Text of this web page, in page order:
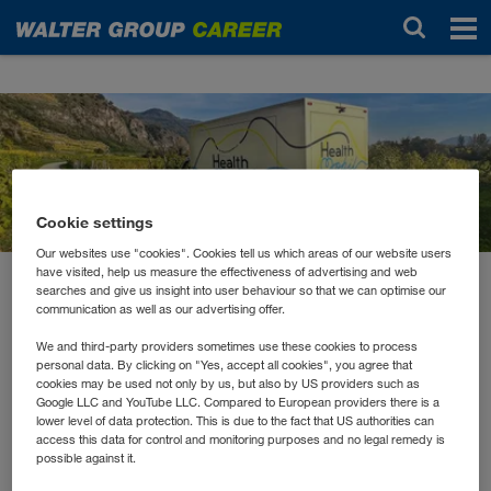
Novinky
september 2023
Das health mobil macht halt
in der WALTER GROUP
Im September hat dashealth mobilan unseren
Standorten in Kufstein und Wiener Neudorf haltgemacht,
Cookie settings
Our websites use "cookies". Cookies tell us which areas of our website users
have visited, help us measure the effectiveness of advertising and web
searches and give us insight into user behaviour so that we can optimise our
communication as well as our advertising offer.
We and third-party providers sometimes use these cookies to process
personal data. By clicking on "Yes, accept all cookies", you agree that
cookies may be used not only by us, but also by US providers such as
Google LLC and YouTube LLC. Compared to European providers there is a
lower level of data protection. This is due to the fact that US authorities can
access this data for control and monitoring purposes and no legal remedy is
possible against it.